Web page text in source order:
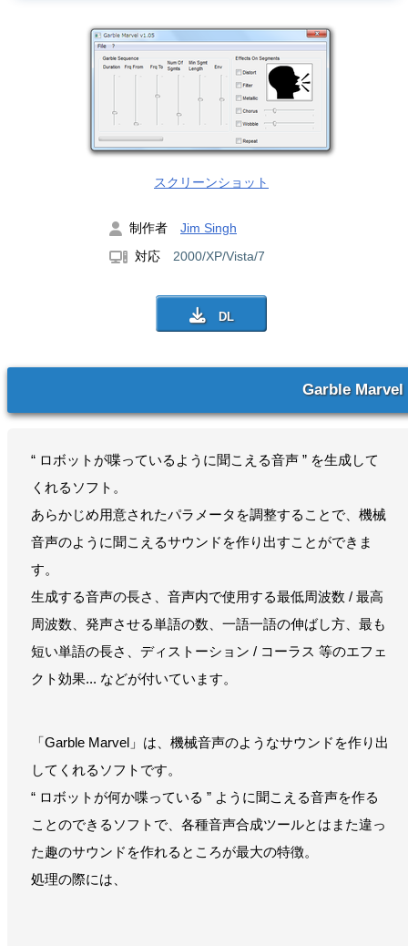
スクリーンショット
制作者 Jim Singh
対応 2000/XP/Vista/7
Garble Marvel
“ ロボットが喋っているように聞こえる音声 ” を生成して
くれるソフト。
あらかじめ用意されたパラメータを調整することで、機械
音声のように聞こえるサウンドを作り出すことができま
す。
生成する音声の長さ、音声内で使用する最低周波数 / 最高
周波数、発声させる単語の数、一語一語の伸ばし方、最も
短い単語の長さ、ディストーション / コーラス 等のエフェ
クト効果... などが付いています。
「Garble Marvel」は、機械音声のようなサウンドを作り出
してくれるソフトです。
“ ロボットが何か喋っている ” ように聞こえる音声を作る
ことのできるソフトで、各種音声合成ツールとはまた違っ
た趣のサウンドを作れるところが最大の特徴。
処理の際には、